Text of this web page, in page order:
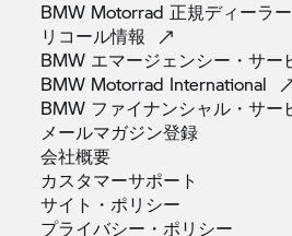
BMW Motorrad 正規ディーラ
リコール情報
BMW エマージェンシー・サー
BMW Motorrad International
BMW ファイナンシャル・サー
メールマガジン登録
会社概要
カスタマーサポート
サイト・ポリシー
プライバシー・ポリシー